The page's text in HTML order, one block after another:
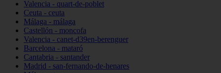
Valencia - quart-de-poblet
Ceuta - ceuta
Málaga - málaga
Castellón - moncofa
Valencia - canet-d39en-berenguer
Barcelona - mataró
Cantabria - santander
Madrid - san-fernando-de-henares